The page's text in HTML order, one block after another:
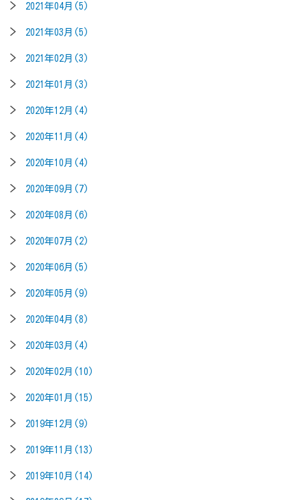
2021年04月(5)
2021年03月(5)
2021年02月(3)
2021年01月(3)
2020年12月(4)
2020年11月(4)
2020年10月(4)
2020年09月(7)
2020年08月(6)
2020年07月(2)
2020年06月(5)
2020年05月(9)
2020年04月(8)
2020年03月(4)
2020年02月(10)
2020年01月(15)
2019年12月(9)
2019年11月(13)
2019年10月(14)